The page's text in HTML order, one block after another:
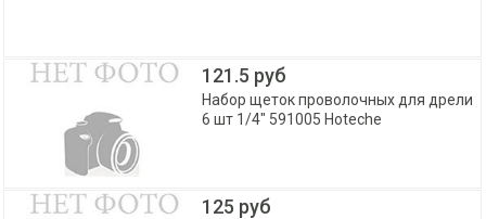
121.5 руб
Набор щеток проволочных для дрели
6 шт 1/4" 591005 Hoteche
125 руб